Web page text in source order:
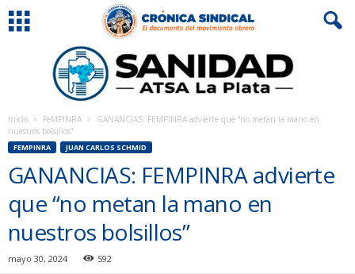
Inicio FeMPINRA
GANANCIAS: FEMPINRA advierte que “no metan la mano en
nuestros bolsillos”
FEMPINRA JUAN CARLOS SCHMID
GANANCIAS: FEMPINRA advierte
que “no metan la mano en
nuestros bolsillos”
mayo 30, 2024 592